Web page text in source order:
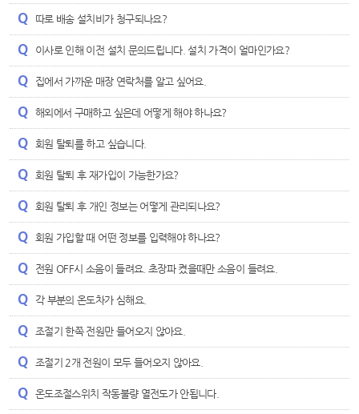
따로 배송 설치비가 청구되나요?
이사로 인해 이전 설치 문의드립니다. 설치 가격이 얼마인가요?
집에서 가까운 매장 연락처를 알고 싶어요.
해외에서 구매하고 싶은데 어떻게 해야 하나요?
회원 탈퇴를 하고 싶습니다.
회원 탈퇴 후 재가입이 가능한가요?
회원 탈퇴 후 개인 정보는 어떻게 관리되나요?
회원 가입할 때 어떤 정보를 입력해야 하나요?
전원 OFF시 소음이 들려요. 초장파 켰을때만 소음이 들려요.
각 부분의 온도차가 심해요.
조절기 한쪽 전원만 들어오지 않아요.
조절기 2개 전원이 모두 들어오지 않아요.
온도조절스위치 작동불량 열전도가 안됩니다.